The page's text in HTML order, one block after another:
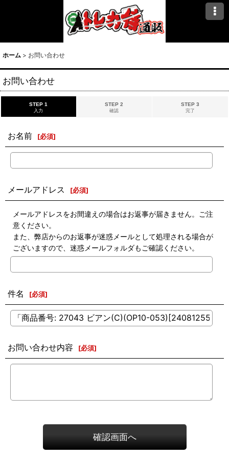
ホーム > お問い合わせ
お問い合わせ
STEP 1
入力
STEP 2
確認
STEP 3
完了
お名前 [必須]
メールアドレス [必須]
メールアドレスをお間違えの場合はお返事が届きません。ご注
意ください。
また、弊店からのお返事が迷惑メールとして処理される場合が
ございますので、迷惑メールフォルダもご確認ください。
件名 [必須]
お問い合わせ内容 [必須]
確認画面へ